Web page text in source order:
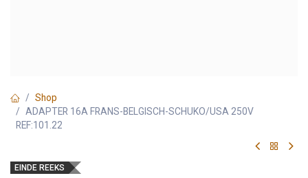
Shop
ADAPTER 16A FRANS-BELGISCH-SCHUKO/USA 250V
REF:101.22
EINDE REEKS